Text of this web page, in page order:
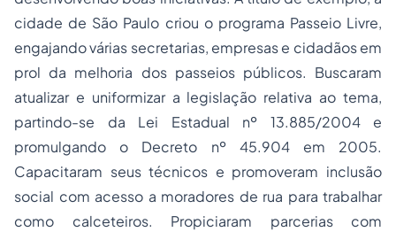
cidade de São Paulo criou o programa Passeio Livre,
engajando várias secretarias, empresas e cidadãos em
prol da melhoria dos passeios públicos. Buscaram
atualizar e uniformizar a legislação relativa ao tema,
partindo-se da Lei Estadual nº 13.885/2004 e
promulgando o Decreto nº 45.904 em 2005.
Capacitaram seus técnicos e promoveram inclusão
social com acesso a moradores de rua para trabalhar
como calceteiros. Propiciaram parcerias com